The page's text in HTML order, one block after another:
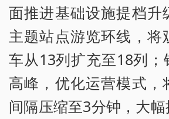
面推进基础设施提档升
主题站点游览环线，将
车从13列扩充至18列
高峰，优化运营模式，
间隔压缩至3分钟，大